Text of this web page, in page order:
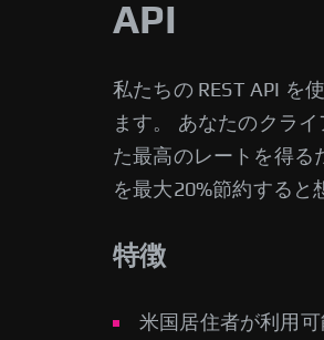
API
私たちの REST API を
ます。 あなたのクラ
た最高のレートを得る
を最大20%節約すると
特徴
米国居住者が利用可